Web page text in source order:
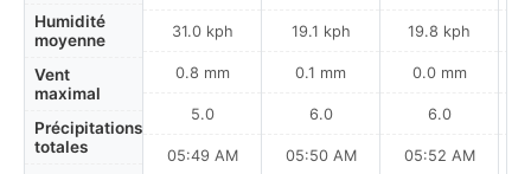
Humidité
moyenne
Vent
maximal
Précipitations
totales
31.0 kph
0.8 mm
5.0
05:49 AM
19.1 kph
0.1 mm
6.0
05:50 AM
19.8 kph
0.0 mm
6.0
05:52 AM